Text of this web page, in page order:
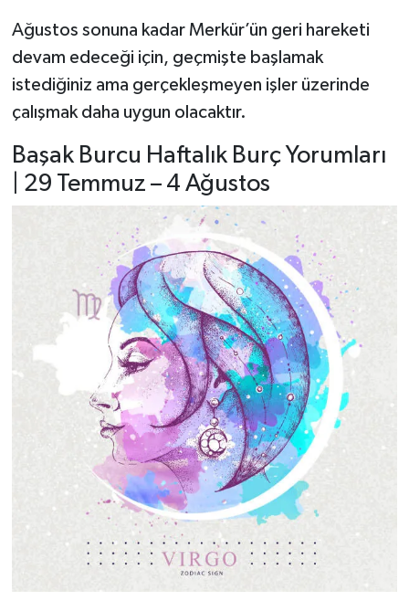
Ağustos sonuna kadar Merkür’ün geri hareketi
devam edeceği için, geçmişte başlamak
istediğiniz ama gerçekleşmeyen işler üzerinde
çalışmak daha uygun olacaktır.
Başak Burcu Haftalık Burç Yorumları
| 29 Temmuz – 4 Ağustos